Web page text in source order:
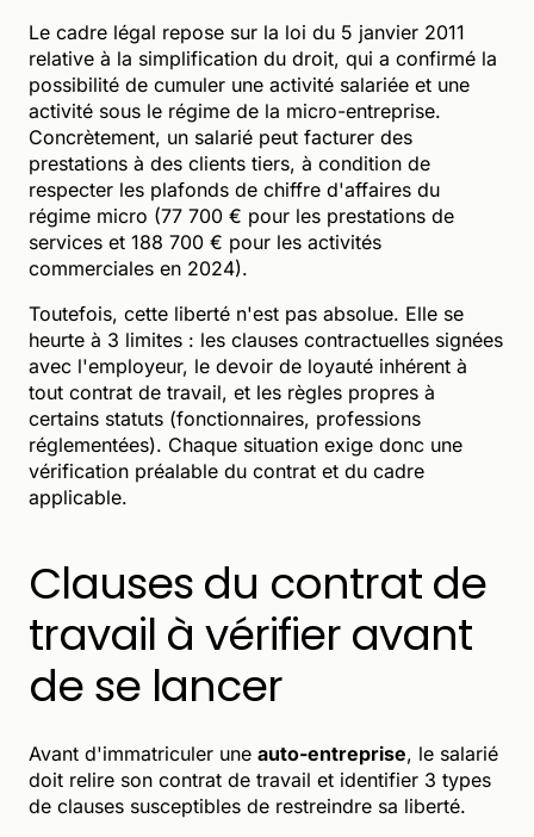
Le cadre légal repose sur la loi du 5 janvier 2011
relative à la simplification du droit, qui a confirmé la
possibilité de cumuler une activité salariée et une
activité sous le régime de la micro-entreprise.
Concrètement, un salarié peut facturer des
prestations à des clients tiers, à condition de
respecter les plafonds de chiffre d'affaires du
régime micro (77 700 € pour les prestations de
services et 188 700 € pour les activités
commerciales en 2024).
Toutefois, cette liberté n'est pas absolue. Elle se
heurte à 3 limites : les clauses contractuelles signées
avec l'employeur, le devoir de loyauté inhérent à
tout contrat de travail, et les règles propres à
certains statuts (fonctionnaires, professions
réglementées). Chaque situation exige donc une
vérification préalable du contrat et du cadre
applicable.
Clauses du contrat de
travail à vérifier avant
de se lancer
Avant d'immatriculer une auto-entreprise, le salarié
doit relire son contrat de travail et identifier 3 types
de clauses susceptibles de restreindre sa liberté.